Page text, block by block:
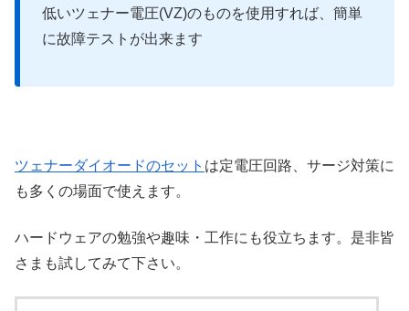
低いツェナー電圧(VZ)のものを使用すれば、簡単
に故障テストが出来ます
ツェナーダイオードのセット は定電圧回路、サージ対策に
も多くの場面で使えます。
ハードウェアの勉強や趣味・工作にも役立ちます。是非皆
さまも試してみて下さい。